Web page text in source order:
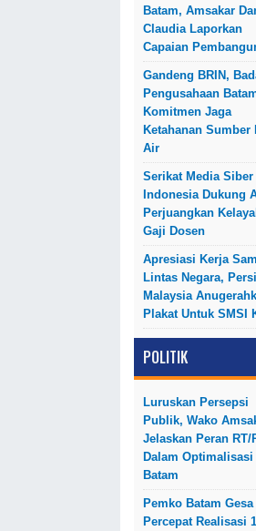
Batam, Amsakar
Claudia Laporkan
Capaian
Gandeng BRIN,
Pengusahaan
Komitmen Jaga
Ketahanan Sumber
Air
Serikat Media Siber
Indonesia Dukung
Perjuangkan
Gaji Dosen
Apresiasi Kerja
Lintas Negara,
Malaysia
Plakat Untuk SMSI
POLITIK
Luruskan Persepsi
Publik, Wako
Jelaskan Peran RT/
Dalam Optimalisasi
Batam
Pemko Batam Gesa
Percepat Realisasi